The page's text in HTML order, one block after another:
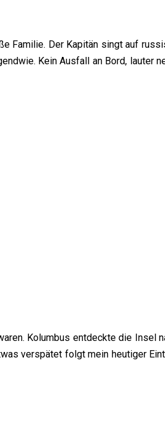
Familie. Der Kapitän singt auf
Kein Ausfall an Bord, lauter
Kolumbus entdeckte die Insel
verspätet folgt mein heutiger